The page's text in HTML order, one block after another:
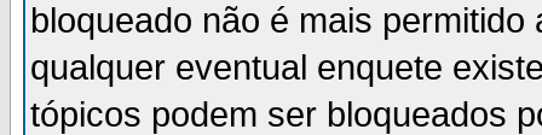
bloqueado não é mais
qualquer eventual enquete
tópicos podem ser bloqueados